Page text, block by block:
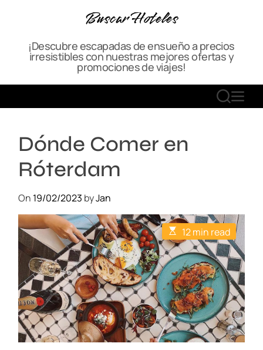
o
Buscar Hoteles
¡Descubre escapadas de ensueño a precios
irresistibles con nuestras mejores ofertas y
promociones de viajes!
S
E
M
E
Dónde Comer en
Róterdam
On 19/02/2023 byJan
E
s
t
i
m
a
t
e
d
r
e
a
d
12 min read